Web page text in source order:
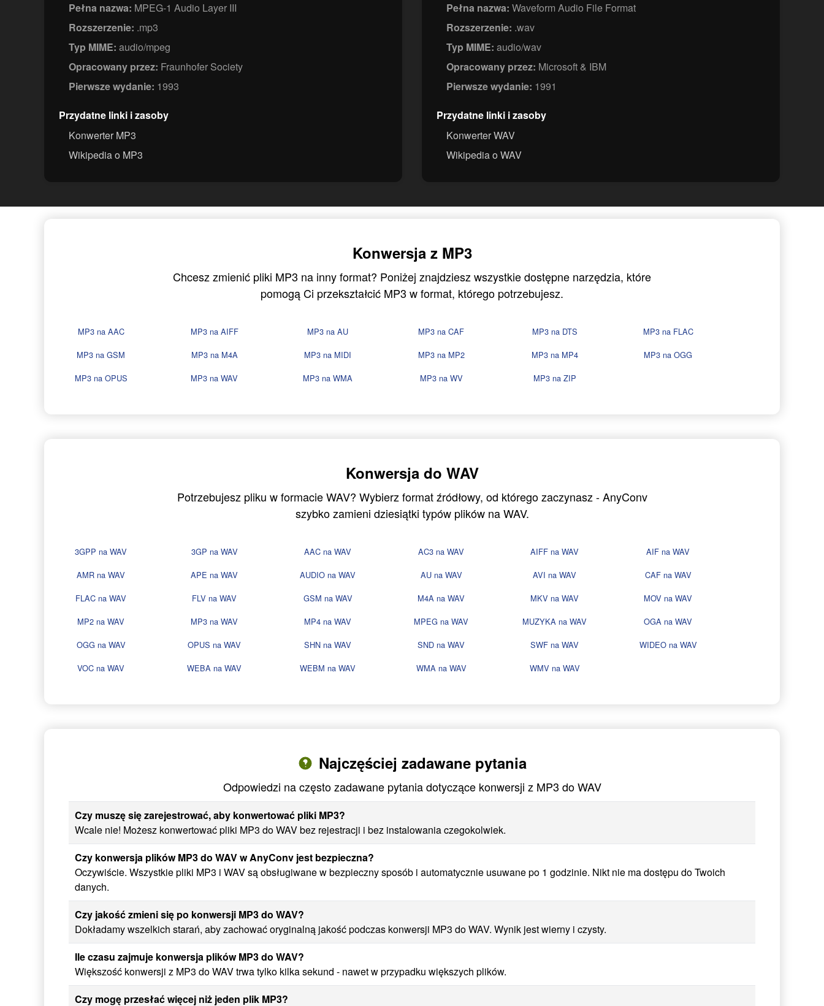
Pełna nazwa: MPEG-1 Audio Layer III
Rozszerzenie: .mp3
Typ MIME: audio/mpeg
Opracowany przez: Fraunhofer Society
Pierwsze wydanie: 1993
Przydatne linki i zasoby
Konwerter MP3
Wikipedia o MP3
Pełna nazwa: Waveform Audio File Format
Rozszerzenie: .wav
Typ MIME: audio/wav
Opracowany przez: Microsoft & IBM
Pierwsze wydanie: 1991
Przydatne linki i zasoby
Konwerter WAV
Wikipedia o WAV
Konwersja z MP3
Chcesz zmienić pliki MP3 na inny format? Poniżej znajdziesz wszystkie dostępne narzędzia, które
pomogą Ci przekształcić MP3 w format, którego potrzebujesz.
MP3 na AAC MP3 na AIFF MP3 na AU MP3 na CAF MP3 na DTS
MP3 na FLAC
MP3 na GSM
MP3 na M4A MP3 na MIDI MP3 na MP2 MP3 na MP4
MP3 na OGG
MP3 na OPUS
MP3 na WAV MP3 na WMA MP3 na WV MP3 na ZIP
Konwersja do WAV
Potrzebujesz pliku w formacie WAV? Wybierz format źródłowy, od którego zaczynasz - AnyConv
szybko zamieni dziesiątki typów plików na WAV.
3GPP na WAV 3GP na WAV AAC na WAV AC3 na WAV AIFF na WAV
AIF na WAV
AMR na WAV
APE na WAV AUDIO na WAV AU na WAV AVI na WAV
CAF na WAV
FLAC na WAV
FLV na WAV GSM na WAV M4A na WAV MKV na WAV
MOV na WAV
MP2 na WAV
MP3 na WAV MP4 na WAV MPEG na WAV MUZYKA na WAV
OGA na WAV
OGG na WAV
OPUS na WAV SHN na WAV SND na WAV SWF na WAV
WIDEO na WAV
VOC na WAV
WEBA na WAV WEBM na WAV WMA na WAV WMV na WAV
Najczęściej zadawane pytania
Odpowiedzi na często zadawane pytania dotyczące konwersji z MP3 do WAV
Czy muszę się zarejestrować, aby konwertować pliki MP3?
Wcale nie! Możesz konwertować pliki MP3 do WAV bez rejestracji i bez instalowania czegokolwiek.
Czy konwersja plików MP3 do WAV w AnyConv jest bezpieczna?
Oczywiście. Wszystkie pliki MP3 i WAV są obsługiwane w bezpieczny sposób i automatycznie usuwane po 1 godzinie. Nikt nie ma dostępu do Twoich
danych.
Czy jakość zmieni się po konwersji MP3 do WAV?
Dokładamy wszelkich starań, aby zachować oryginalną jakość podczas konwersji MP3 do WAV. Wynik jest wierny i czysty.
Ile czasu zajmuje konwersja plików MP3 do WAV?
Większość konwersji z MP3 do WAV trwa tylko kilka sekund - nawet w przypadku większych plików.
Czy mogę przesłać więcej niż jeden plik MP3?